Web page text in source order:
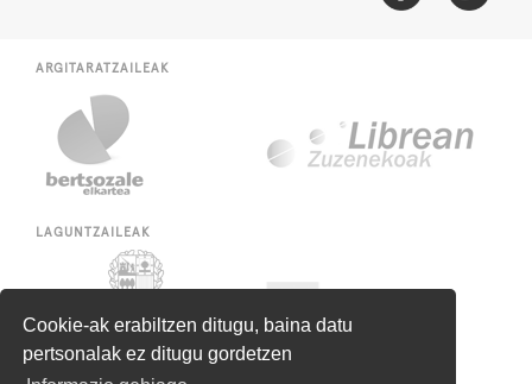
Cookie-ak erabiltzen ditugu, baina datu
pertsonalak ez ditugu gordetzen
ARGITARATZAILEAK
LAGUNTZAILEAK